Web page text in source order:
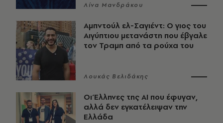
Λίνα Μανδράκου
Αμπντούλ ελ-Σαγιέντ: Ο γιος του
Αιγύπτιου μετανάστη που έβγαλε
τον Τραμπ από τα ρούχα του
Λουκάς Βελιδάκης
Οι Έλληνες της ΑΙ που έφυγαν,
αλλά δεν εγκατέλειψαν την
Ελλάδα